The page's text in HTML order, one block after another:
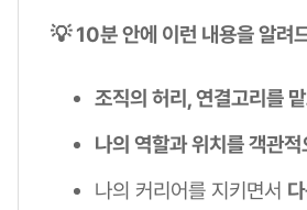
💡 10분 안에 이런 내용을 알려
조직의 허리, 연결고리를
나의 역할과 위치를 객관
나의 커리어를 지키면서